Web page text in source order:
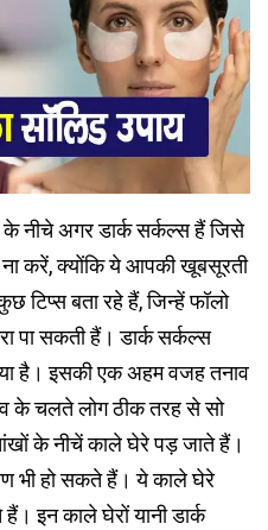
नीचे अगर डार्क सर्कल्स हैं जिसे
करें, क्योंकि ये आपकी खूबसूरती
बता रहे हैं, जिन्हें फॉलो
पा सकती हैं। डार्क सर्कल्स
है। इसकी एक अहम वजह तनाव
के चलते लोग ठीक तरह से सो
के नीचें काले घेरे पड़ जाते हैं।
भी हो सकते हैं। ये काले घेरे
इन काले घेरों यानी डार्क